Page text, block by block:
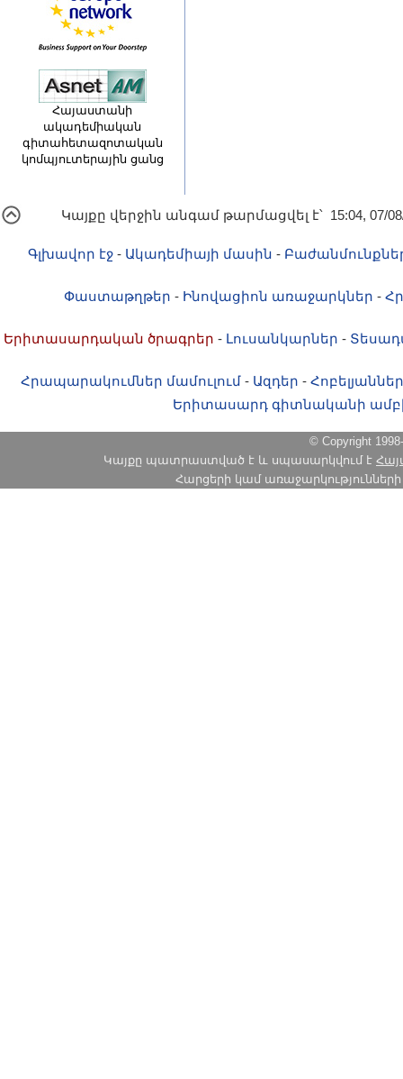
Հայաստանի
ակադեմիական
գիտահետազոտական
կոմպյուտերային ցանց
Կայքը վերջին անգամ թարմացվել է՝ 15:04, 07/
Գլխավոր էջ - Ակադեմիայի մասին -
Փաստաթղթեր - Ինովացիոն առաջարկներ -
Երիտասարդական ծրագրեր - Լուսանկարներ -
Հրապարակումներ մամուլում- Ազդեր - Հոբելյաններ
Երիտասարդ գիտնականի
© Copyright
Կայքը պատրաստված է և սպասարկվում է
Հարցերի կամ առաջարկությունների